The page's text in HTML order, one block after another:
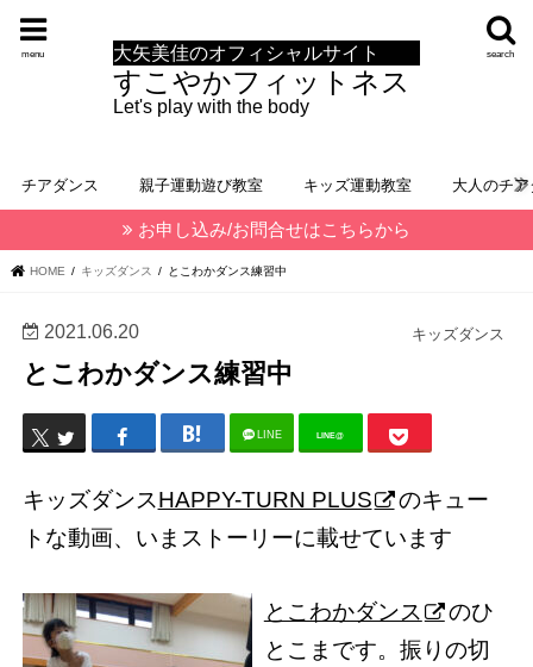
大矢美佳のオフィシャルサイト
すこやかフィットネス
Let's play with the body
search
menu
チアダンス 親子運動遊び教室 キッズ運動教室 大人のチ
お申し込み/お問合せはこちらから
HOME キッズダンス とこわかダンス練習中
キッズダンス
2021.06.20
とこわかダンス練習中
LINE LINE@
キッズダンスHAPPY-TURN PLUS
のキュー
トな動画、いまストーリーに載せています
とこわかダンス
のひ
とこまです。振りの切